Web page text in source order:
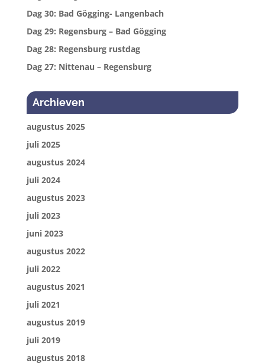
Dag 30: Bad Gögging- Langenbach
Dag 29: Regensburg – Bad Gögging
Dag 28: Regensburg rustdag
Dag 27: Nittenau – Regensburg
Archieven
augustus 2025
juli 2025
augustus 2024
juli 2024
augustus 2023
juli 2023
juni 2023
augustus 2022
juli 2022
augustus 2021
juli 2021
augustus 2019
juli 2019
augustus 2018